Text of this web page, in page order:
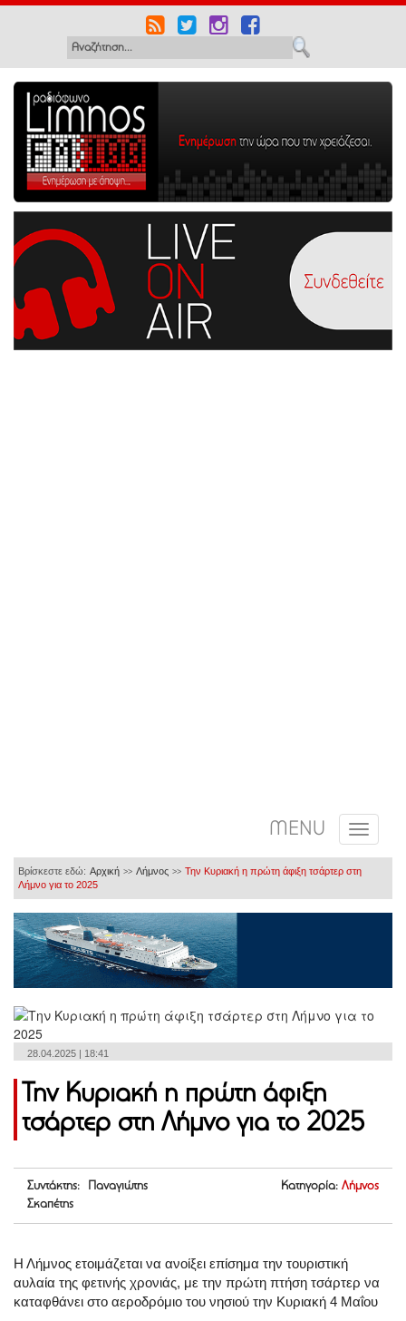
MENU
Βρίσκεστε εδώ: Αρχική >> Λήμνος >> Την Κυριακή η πρώτη άφιξη τσάρτερ στη
Λήμνο για το 2025
28.04.2025 | 18:41
Την Κυριακή η πρώτη άφιξη
τσάρτερ στη Λήμνο για το 2025
Συντάκτης: Παναγιώτης
Σκαπέτης
Κατηγορία: Λήμνος
Η Λήμνος ετοιμάζεται να ανοίξει επίσημα την τουριστική
αυλαία της φετινής χρονιάς, με την πρώτη πτήση τσάρτερ να
καταφθάνει στο αεροδρόμιο του νησιού την Κυριακή 4 Μαΐου